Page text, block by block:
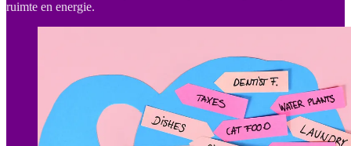
ruimte en energie.